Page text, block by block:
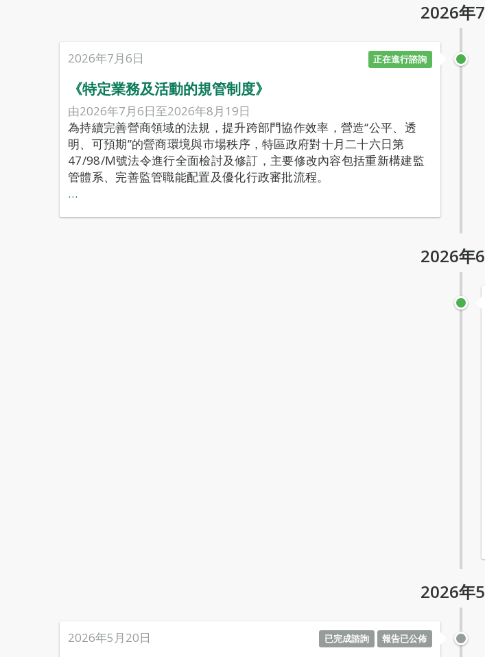
2026年
2026年7月6日 正在進行諮詢
《特定業務及活動的規管制度》
由2026年7月6日至2026年8月19日
為持續完善營商領域的法規，提升跨部門協作效率，營造“公平、透
明、可預期”的營商環境與市場秩序，特區政府對十月二十六日第
47/98/M號法令進行全面檢討及修訂，主要修改內容包括重新構建監
管體系、完善監管職能配置及優化行政審批流程。
…
2026年
2026年
2026年5月20日 已完成諮詢 報告已公佈